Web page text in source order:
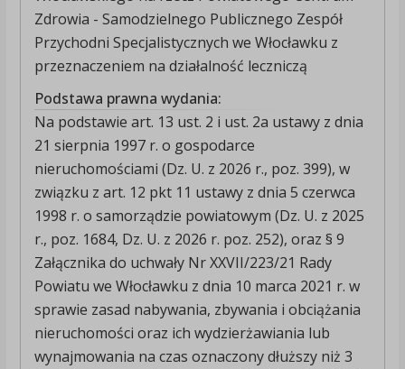
Zdrowia - Samodzielnego Publicznego Zespół
Przychodni Specjalistycznych we Włocławku z
przeznaczeniem na działalność leczniczą
Podstawa prawna wydania:
Na podstawie art. 13 ust. 2 i ust. 2a ustawy z dnia
21 sierpnia 1997 r. o gospodarce
nieruchomościami (Dz. U. z 2026 r., poz. 399), w
związku z art. 12 pkt 11 ustawy z dnia 5 czerwca
1998 r. o samorządzie powiatowym (Dz. U. z 2025
r., poz. 1684, Dz. U. z 2026 r. poz. 252), oraz § 9
Załącznika do uchwały Nr XXVII/223/21 Rady
Powiatu we Włocławku z dnia 10 marca 2021 r. w
sprawie zasad nabywania, zbywania i obciążania
nieruchomości oraz ich wydzierżawiania lub
wynajmowania na czas oznaczony dłuższy niż 3